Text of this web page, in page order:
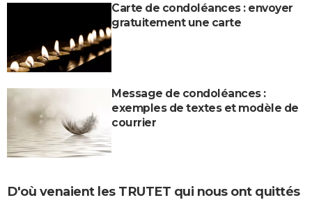
Carte de condoléances : envoyer
gratuitement une carte
Message de condoléances :
exemples de textes et modèle de
courrier
D'où venaient les TRUTET qui nous ont quittés